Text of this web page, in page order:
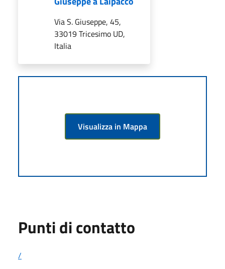
Via S. Giuseppe, 45,
33019 Tricesimo UD,
Italia
Visualizza in Mappa
Punti di contatto
/